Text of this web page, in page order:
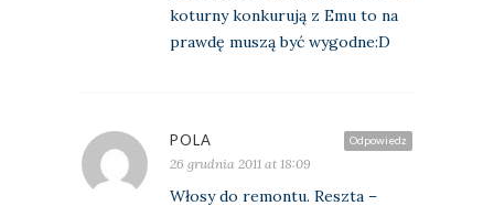
koturny konkurują z Emu to na
prawdę muszą być wygodne:D
Odpowiedz
POLA
26 grudnia 2011 at 18:09
Włosy do remontu. Reszta –